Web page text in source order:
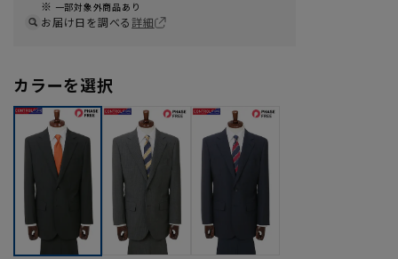
一部対象外商品あり
お届け日を調べる詳細
カラーを選択